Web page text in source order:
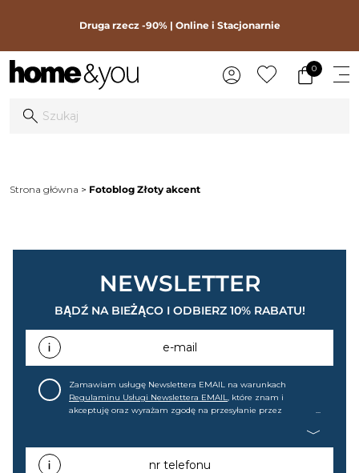
Druga rzecz -90% | Online i Stacjonarnie
0
Strona główna Fotoblog Złoty akcent
NEWSLETTER
BĄDŹ NA BIEŻĄCO I ODBIERZ 10% RABATU!
e-mail
Zamawiam usługę Newslettera EMAIL na warunkach
Regulaminu Usługi Newslettera EMAIL, które znam i
akceptuję oraz wyrażam zgodę na przesyłanie przez
promocjach, wyprzedażach). Wiem, że mogę tę zgodę w
każdej chwili cofnąć.nr telefonu